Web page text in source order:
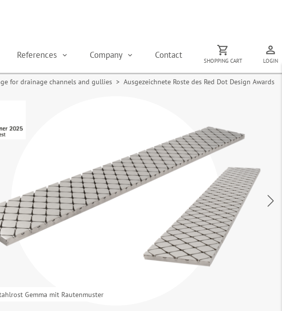
References Company Contact
SHOPPING CART LOGIN
for drainage channels and gullies > Ausgezeichnete Roste des Red Dot Design Awards
Gemma mit Rautenmuster